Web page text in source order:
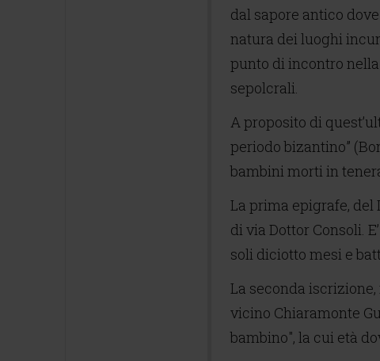
dal sapore antico
natura dei luoghi
punto di incontro
sepolcrali.
A proposito di
periodo bizantino”
bambini morti in
La prima epigrafe, del
di via Dottor Consoli.
soli diciotto mesi e
La seconda
vicino Chiaramonte
bambino", la cui età